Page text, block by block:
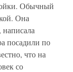
Обычный
Она
написала
посадили по
что на
со